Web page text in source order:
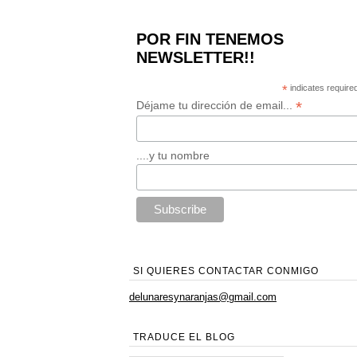
POR FIN TENEMOS
NEWSLETTER!!
* indicates
Déjame tu dirección de email... *
....y tu nombre
SI QUIERES CONTACTAR CONMIGO
delunaresynaranjas@gmail.com
TRADUCE EL BLOG